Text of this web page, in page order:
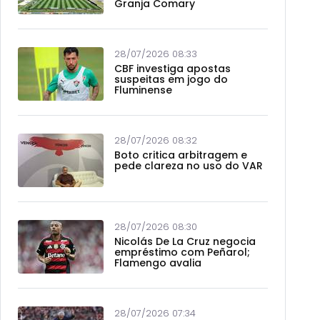
Granja Comary
28/07/2026 08:33
CBF investiga apostas
suspeitas em jogo do
Fluminense
28/07/2026 08:32
Boto critica arbitragem e
pede clareza no uso do VAR
28/07/2026 08:30
Nicolás De La Cruz negocia
empréstimo com Peñarol;
Flamengo avalia
28/07/2026 07:34